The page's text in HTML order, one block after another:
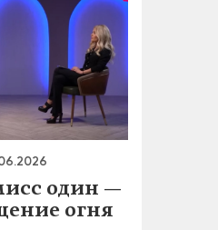
один —
огня